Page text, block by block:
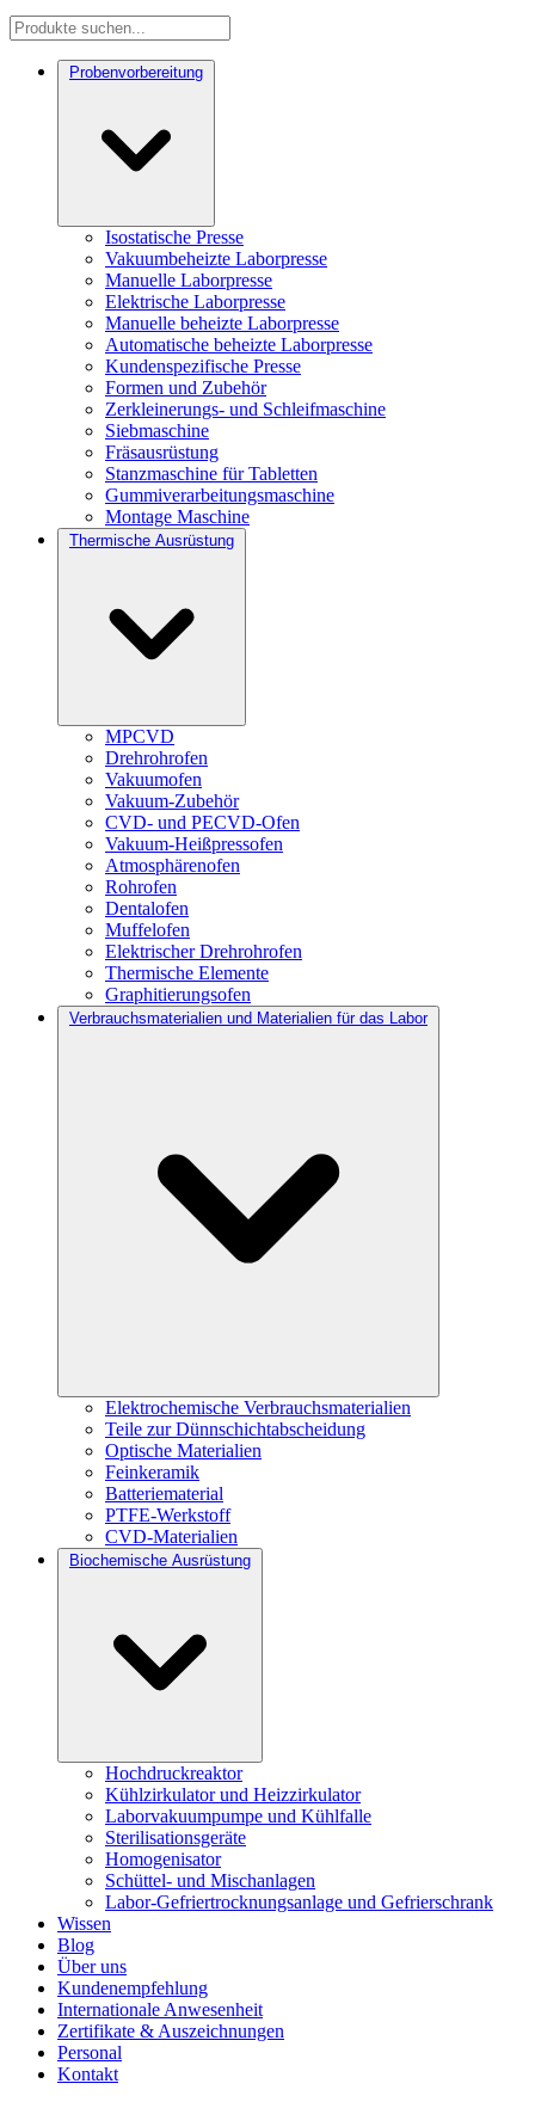
Probenvorbereitung
Isostatische Presse
Vakuumbeheizte Laborpresse
Manuelle Laborpresse
Elektrische Laborpresse
Manuelle beheizte Laborpresse
Automatische beheizte Laborpresse
Kundenspezifische Presse
Formen und Zubehör
Zerkleinerungs- und Schleifmaschine
Siebmaschine
Fräsausrüstung
Stanzmaschine für Tabletten
Gummiverarbeitungsmaschine
Montage Maschine
Thermische Ausrüstung
MPCVD
Drehrohrofen
Vakuumofen
Vakuum-Zubehör
CVD- und PECVD-Ofen
Vakuum-Heißpressofen
Atmosphärenofen
Rohrofen
Dentalofen
Muffelofen
Elektrischer Drehrohrofen
Thermische Elemente
Graphitierungsofen
Verbrauchsmaterialien und Materialien für das Labor
Elektrochemische Verbrauchsmaterialien
Teile zur Dünnschichtabscheidung
Optische Materialien
Feinkeramik
Batteriematerial
PTFE-Werkstoff
CVD-Materialien
Biochemische Ausrüstung
Hochdruckreaktor
Kühlzirkulator und Heizzirkulator
Laborvakuumpumpe und Kühlfalle
Sterilisationsgeräte
Homogenisator
Schüttel- und Mischanlagen
Labor-Gefriertrocknungsanlage und Gefrierschrank
Wissen
Blog
Über uns
Kundenempfehlung
Internationale Anwesenheit
Zertifikate & Auszeichnungen
Personal
Kontakt